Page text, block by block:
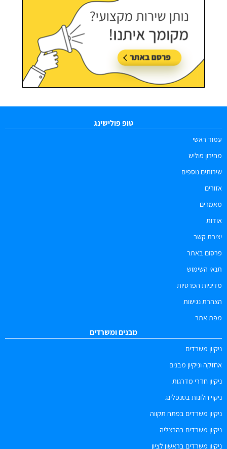
טופ פולישינג
עמוד ראשי
מחירון פוליש
שירותים נוספים
אזורים
מאמרים
אודות
יצירת קשר
פרסום באתר
תנאי השימוש
מדיניות הפרטיות
הצהרת נגישות
מפת אתר
מבנים ומשרדים
ניקיון משרדים
אחזקה וניקיון מבנים
ניקיון חדרי מדרגות
ניקוי חלונות בסנפלינג
ניקיון משרדים בפתח תקווה
ניקיון משרדים בהרצליה
ניקיון משרדים בראשון לציון